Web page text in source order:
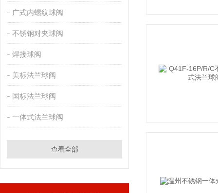
广式内螺纹球阀
不锈钢对夹球阀
焊接球阀
美标法兰球阀
国标法兰球阀
一体式法兰球阀
查看全部